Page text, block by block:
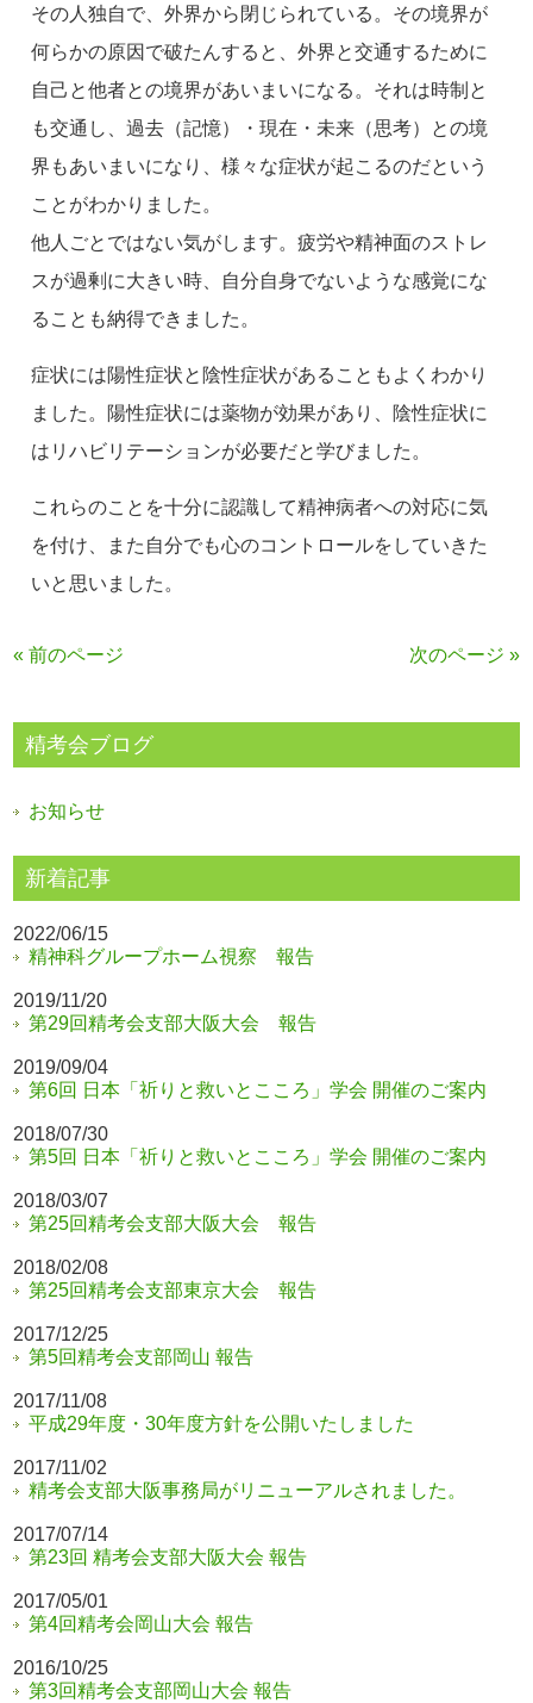
その人独自で、外界から閉じられている。その境界が
何らかの原因で破たんすると、外界と交通するために
自己と他者との境界があいまいになる。それは時制と
も交通し、過去（記憶）・現在・未来（思考）との境
界もあいまいになり、様々な症状が起こるのだという
ことがわかりました。
他人ごとではない気がします。疲労や精神面のストレ
スが過剰に大きい時、自分自身でないような感覚にな
ることも納得できました。
症状には陽性症状と陰性症状があることもよくわかり
ました。陽性症状には薬物が効果があり、陰性症状に
はリハビリテーションが必要だと学びました。
これらのことを十分に認識して精神病者への対応に気
を付け、また自分でも心のコントロールをしていきた
いと思いました。
« 前のページ 次のページ »
精考会ブログ
お知らせ
新着記事
2022/06/15
精神科グループホーム視察 報告
2019/11/20
第29回精考会支部大阪大会 報告
2019/09/04
第6回 日本「祈りと救いとこころ」学会 開催のご案内
2018/07/30
第5回 日本「祈りと救いとこころ」学会 開催のご案内
2018/03/07
第25回精考会支部大阪大会 報告
2018/02/08
第25回精考会支部東京大会 報告
2017/12/25
第5回精考会支部岡山 報告
2017/11/08
平成29年度・30年度方針を公開いたしました
2017/11/02
精考会支部大阪事務局がリニューアルされました。
2017/07/14
第23回 精考会支部大阪大会 報告
2017/05/01
第4回精考会岡山大会 報告
2016/10/25
第3回精考会支部岡山大会 報告